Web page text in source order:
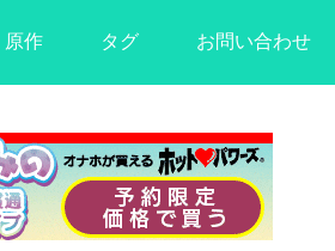
原作 タグ お問い合わせ